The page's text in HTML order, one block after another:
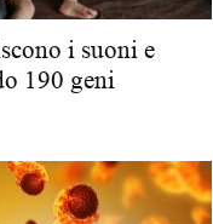
i suoni e
190 geni